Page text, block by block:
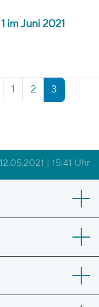
im Juni 2021
1 2
3
| 15:41 Uhr